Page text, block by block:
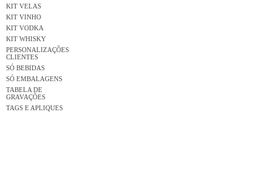
KIT VELAS
KIT VINHO
KIT VODKA
KIT WHISKY
PERSONALIZAÇÕES
CLIENTES
SÓ BEBIDAS
SÓ EMBALAGENS
TABELA DE
GRAVAÇÕES
TAGS E APLIQUES